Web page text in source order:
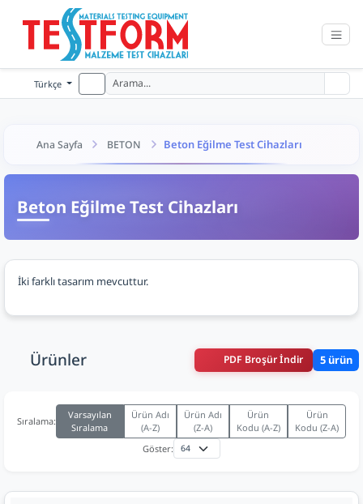
Türkçe
Ana Sayfa BETON Beton Eğilme Test Cihazları
Beton Eğilme Test Cihazları
İki farklı tasarım mevcuttur.
Ürünler PDF Broşür İndir 5 ürün
Sıralama:
Varsayılan
Sıralama
Ürün Adı
(A-Z)
Ürün Adı
(Z-A)
Ürün
Kodu (A-Z)
Ürün
Kodu (Z-A)
Göster: